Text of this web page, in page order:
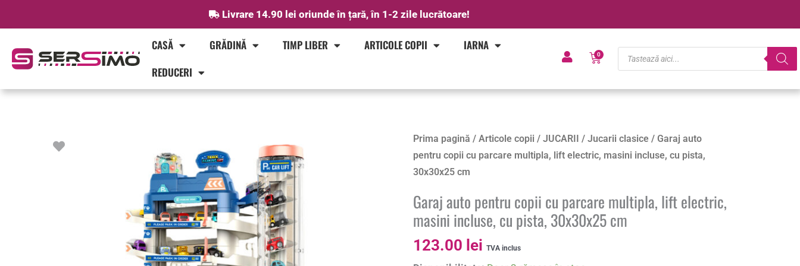
Livrare 14.90 lei oriunde în țară, în 1-2 zile lucrătoare!
CASĂ GRĂDINĂ TIMP LIBER ARTICOLE COPII
IARNA
REDUCERI
0
Cart
Products
search
Prima pagină /Articole copii /JUCARII /Jucarii clasice / Garaj auto
pentru copii cu parcare multipla, lift electric, masini incluse, cu pista,
30x30x25 cm
Garaj auto pentru copii cu parcare multipla, lift electric,
masini incluse, cu pista, 30x30x25 cm
123.00 lei TVA inclus
Cantitate
Garaj
auto
copii
cu
parcare